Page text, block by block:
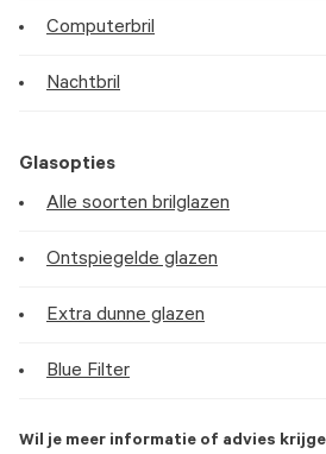
Computerbril
Nachtbril
Glasopties
Alle soorten brilglazen
Ontspiegelde glazen
Extra dunne glazen
Blue Filter
Wil je meer informatie of advies